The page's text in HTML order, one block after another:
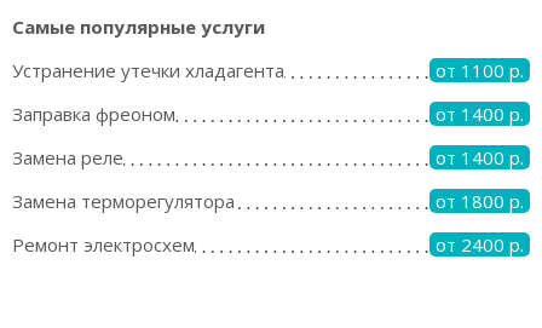
Самые популярные услуги
Устранение утечки хладагента
от 1100 р.
Заправка фреоном
от 1400 р.
Замена реле
от 1400 р.
Замена терморегулятора
от 1800 р.
Ремонт электросхем
от 2400 р.